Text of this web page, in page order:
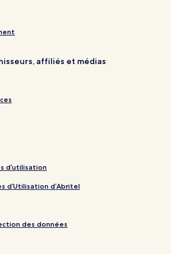
affiliés et médias
d’utilisation
d’Utilisation d’Abritel
des données